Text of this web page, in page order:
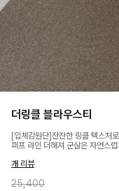
더링클 블라우스티
[입체감원단]잔잔한 링클 텍스처
퍼프 라인 더해져 군살은 자연스
개 리뷰
25,400